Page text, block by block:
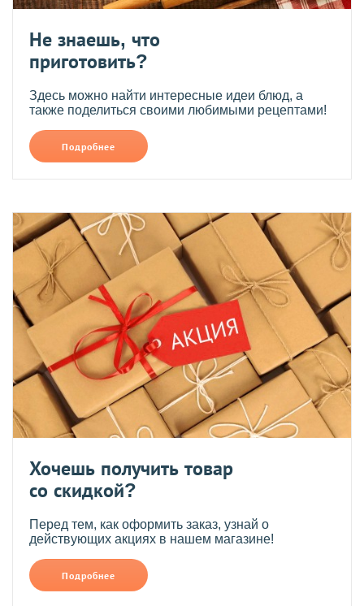
Не знаешь, что
приготовить?
Здесь можно найти интересные идеи блюд, а
также поделиться своими любимыми рецептами!
Подробнее
Хочешь получить товар
со скидкой?
Перед тем, как оформить заказ, узнай о
действующих акциях в нашем магазине!
Подробнее